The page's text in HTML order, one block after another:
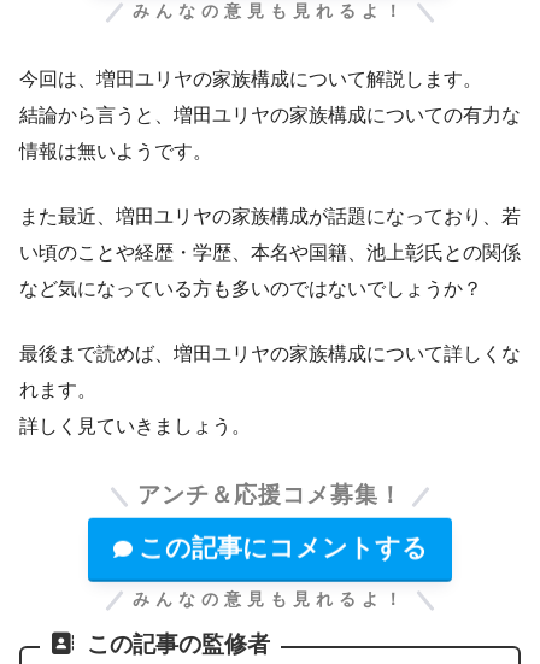
みんなの意見も見れるよ！
今回は、増田ユリヤの家族構成について解説します。
結論から言うと、増田ユリヤの家族構成についての有力な
情報は無いようです。
また最近、増田ユリヤの家族構成が話題になっており、若
い頃のことや経歴・学歴、本名や国籍、池上彰氏との関係
など気になっている方も多いのではないでしょうか？
最後まで読めば、増田ユリヤの家族構成について詳しくな
れます。
詳しく見ていきましょう。
アンチ＆応援コメ募集！
この記事にコメントする
みんなの意見も見れるよ！
この記事の監修者